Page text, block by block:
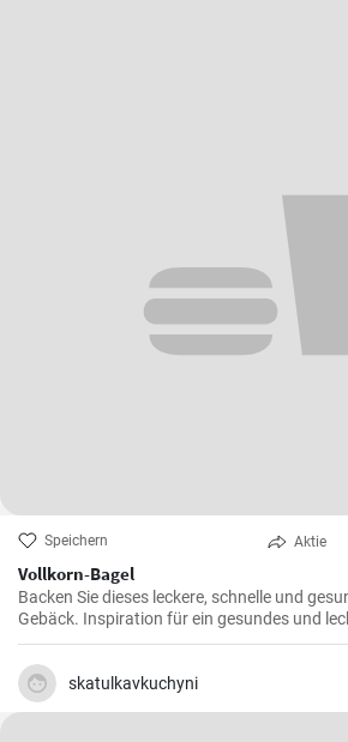
Speichern Aktie
Vollkorn-Bagel
Backen Sie dieses leckere, schnelle und
Gebäck. Inspiration für ein gesundes und
man nie genug haben.
skatulkavkuchyni